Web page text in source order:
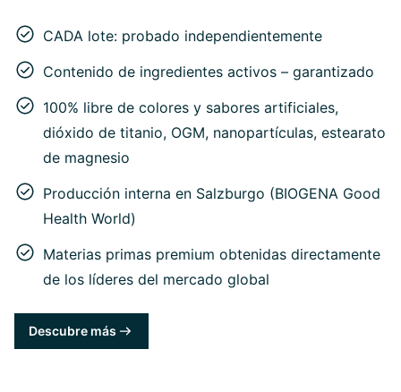
CADA lote: probado independientemente
Contenido de ingredientes activos – garantizado
100% libre de colores y sabores artificiales,
dióxido de titanio, OGM, nanopartículas, estearato
de magnesio
Producción interna en Salzburgo (BIOGENA Good
Health World)
Materias primas premium obtenidas directamente
de los líderes del mercado global
Descubre más